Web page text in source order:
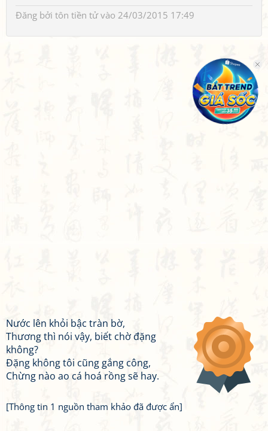
Đăng bởi tôn tiền tửvào 24/03/2015 17:49
Nước lên khỏi bậc tràn bờ,
Thương thì nói vậy, biết chờ đặng
không?
Đặng không tôi cũng gắng công,
Chừng nào ao cá hoá rồng sẽ hay.
[Thông tin 1 nguồn tham khảo đã được ẩn]